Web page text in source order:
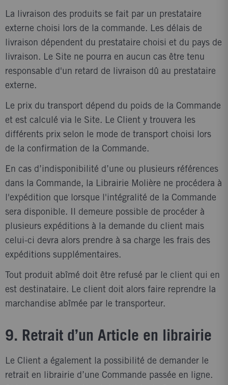
La livraison des produits se fait par un prestataire
externe choisi lors de la commande. Les délais de
livraison dépendent du prestataire choisi et du pays de
livraison. Le Site ne pourra en aucun cas être tenu
responsable d'un retard de livraison dû au prestataire
externe.
Le prix du transport dépend du poids de la Commande
et est calculé via le Site. Le Client y trouvera les
différents prix selon le mode de transport choisi lors
de la confirmation de la Commande.
En cas d’indisponibilité d’une ou plusieurs références
dans la Commande, la Librairie Molière ne procédera à
l'expédition que lorsque l'intégralité de la Commande
sera disponible. Il demeure possible de procéder à
plusieurs expéditions à la demande du client mais
celui-ci devra alors prendre à sa charge les frais des
expéditions supplémentaires.
Tout produit abîmé doit être refusé par le client qui en
est destinataire. Le client doit alors faire reprendre la
marchandise abîmée par le transporteur.
9. Retrait d’un Article en librairie
Le Client a également la possibilité de demander le
retrait en librairie d’une Commande passée en ligne.